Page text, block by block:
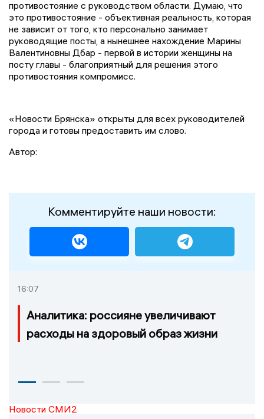
противостояние с руководством области. Думаю, что
это противостояние - объективная реальность, которая
не зависит от того, кто персонально занимает
руководящие посты, а нынешнее нахождение Марины
Валентиновны Дбар - первой в истории женщины на
посту главы - благоприятный для решения этого
противостояния компромисс.
«Новости Брянска» открыты для всех руководителей
города и готовы предоставить им слово.
Автор:
Комментируйте наши новости:
16:07
Аналитика: россияне увеличивают
расходы на здоровый образ жизни
Новости СМИ2